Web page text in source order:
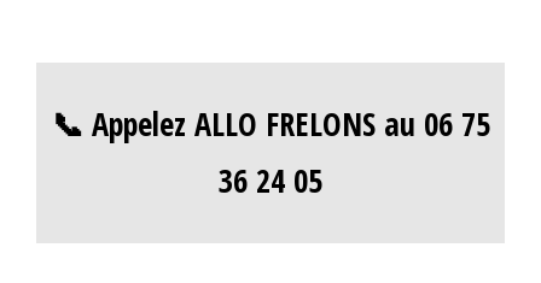
📞 Appelez ALLO FRELONS au 06 75
36 24 05